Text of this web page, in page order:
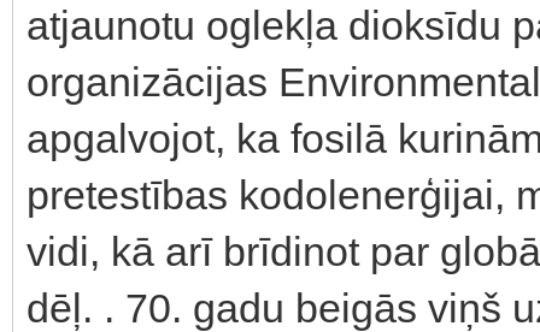
atjaunotu oglekļa dioksīdu
organizācijas
apgalvojot, ka fosilā
pretestības kodolenerģijai,
vidi, kā arī brīdinot par
dēļ. . 70. gadu beigās viņš